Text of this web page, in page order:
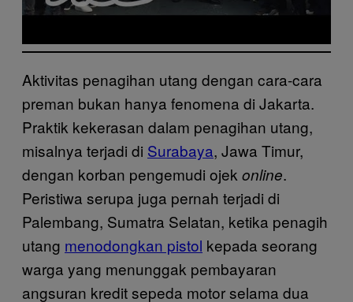
Aktivitas penagihan utang dengan cara-cara
preman bukan hanya fenomena di Jakarta.
Praktik kekerasan dalam penagihan utang,
misalnya terjadi di Surabaya, Jawa Timur,
dengan korban pengemudi ojek online.
Peristiwa serupa juga pernah terjadi di
Palembang, Sumatra Selatan, ketika penagih
utang menodongkan pistol kepada seorang
warga yang menunggak pembayaran
angsuran kredit sepeda motor selama dua